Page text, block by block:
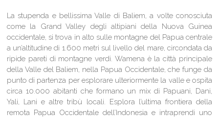
La stupenda e bellissima Valle di Baliem, a volte conosciuta
come la Grand Valley degli altipiani della Nuova Guinea
occidentale, si trova in alto sulle montagne del Papua centrale
a un’altitudine di 1.600 metri sul livello del mare, circondata da
ripide pareti di montagne verdi. Wamena è la città principale
della Valle del Baliem, nella Papua Occidentale, che funge da
punto di partenza per esplorare ulteriormente la valle e ospita
circa 10.000 abitanti che formano un mix di Papuani, Dani,
Yali, Lani e altre tribù locali. Esplora l’ultima frontiera della
remota Papua Occidentale dell’Indonesia e intraprendi uno